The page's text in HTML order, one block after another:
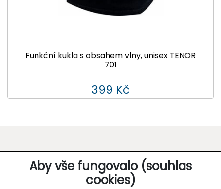
Aby vše fungovalo (souhlas
cookies)
Funkční kukla s obsahem vlny, unisex TENOR
701
399 Kč
O SPOLEČNOSTI